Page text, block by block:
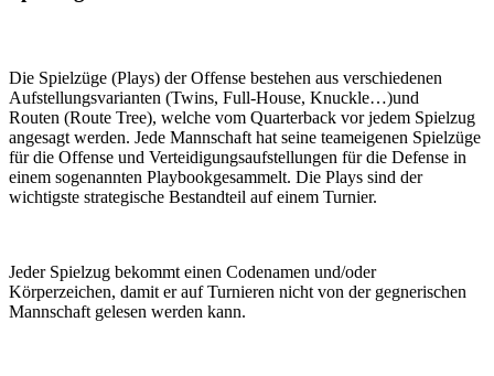
Die Spielzüge (Plays) der Offense bestehen aus verschiedenen
Aufstellungsvarianten (Twins, Full-House, Knuckle…)und
Routen (Route Tree), welche vom Quarterback vor jedem Spielzug
angesagt werden. Jede Mannschaft hat seine teameigenen Spielzüge
für die Offense und Verteidigungsaufstellungen für die Defense in
einem sogenannten Playbookgesammelt. Die Plays sind der
wichtigste strategische Bestandteil auf einem Turnier.
Jeder Spielzug bekommt einen Codenamen und/oder
Körperzeichen, damit er auf Turnieren nicht von der gegnerischen
Mannschaft gelesen werden kann.